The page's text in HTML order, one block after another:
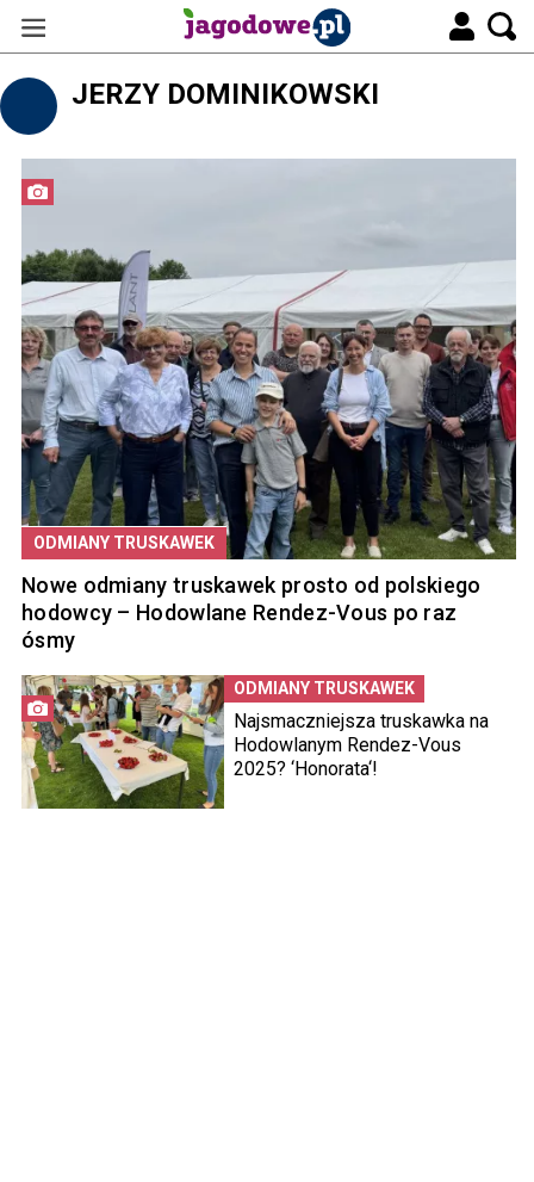
JERZY DOMINIKOWSKI
ODMIANY TRUSKAWEK
Nowe odmiany truskawek prosto od polskiego
hodowcy – Hodowlane Rendez-Vous po raz
ósmy
ODMIANY TRUSKAWEK
Najsmaczniejsza truskawka na
Hodowlanym Rendez-Vous
2025? ‘Honorata‘!